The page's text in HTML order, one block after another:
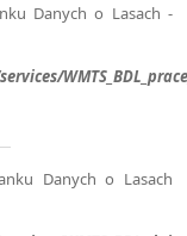
Danych o Lasach -
Danych o Lasach